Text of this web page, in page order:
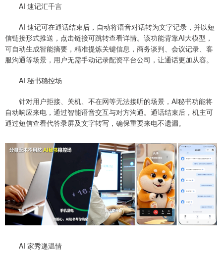
AI 速记汇千言
AI 速记可在通话结束后，自动将语音对话转为文字记录，并以短
信链接形式推送，点击链接可跳转查看详情。该功能背靠AI大模型，
可自动生成智能摘要，精准提炼关键信息，商务谈判、会议记录、客
服沟通等场景，用户无需手动记录配资平台公司，让通话更加从容。
AI 秘书稳控场
针对用户拒接、关机、不在网等无法接听的场景，AI秘书功能将
自动响应来电，通过智能语音交互与对方沟通。通话结束后，机主可
通过短信查看代答录屏及文字转写，确保重要来电不遗漏。
AI 家秀递温情